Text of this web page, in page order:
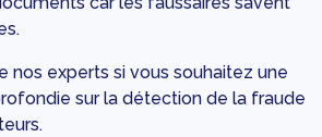
nos experts si vous souhaitez une
sur la détection de la fraude